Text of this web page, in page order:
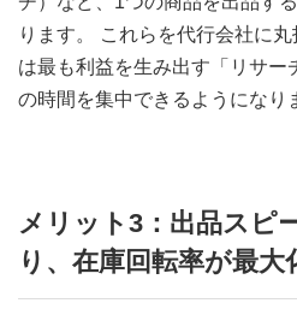
ります。 これらを代行会社に
は最も利益を生み出す「リサー
の時間を集中できるようになり
メリット3：出品スピ
り、在庫回転率が最大